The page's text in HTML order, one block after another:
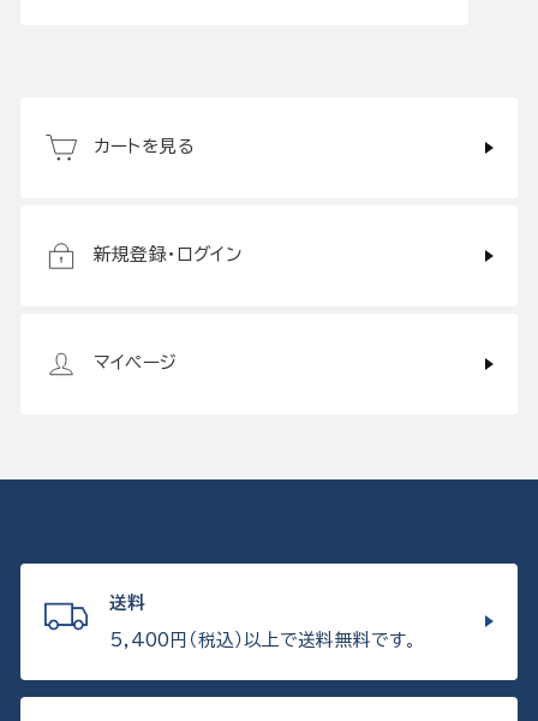
カートを見る
新規登録・ログイン
マイページ
送料
5,400円（税込）以上で送料無料です。